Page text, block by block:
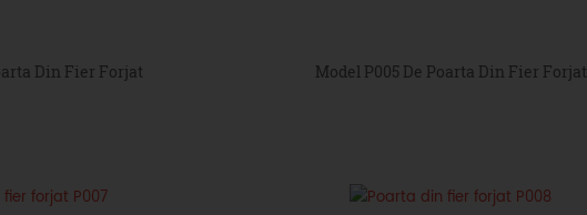
Din Fier Forjat Model P005 De Poarta Din Fier Forjat